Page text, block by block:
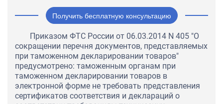
Получить бесплатную консультацию
Приказом ФТС России от 06.03.2014 N 405 "О
сокращении перечня документов, представляемых
при таможенном декларировании товаров"
предусмотрено: таможенным органам при
таможенном декларировании товаров в
электронной форме не требовать представления
сертификатов соответствия и деклараций о